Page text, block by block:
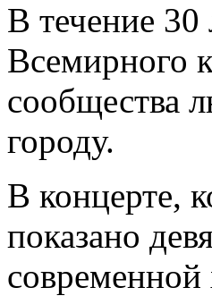
В течение 30
Всемирного
сообщества
городу.
В концерте,
показано